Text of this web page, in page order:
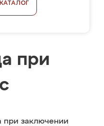
при
при заключении